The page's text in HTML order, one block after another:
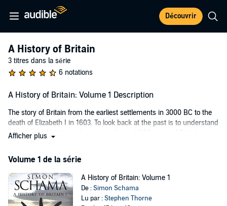
Découvrir
A History of Britain
3 titres dans la série
6 notations
A History of Britain: Volume 1 Description
The story of Britain from the earliest settlements in 3000 BC to the
death of Elizabeth I in 1603. To look back at the past is to understand
the present. In this vivid account of over 4,000 years of British
first settlers landed on Orkney.
From the successes and failures of the monarchy to the daily life of
a Roman soldier stationed on Hadrian's Wall, Schama gives a vivid,
fascinating account of the many different stories and struggles that
Afficher plus
Volume 1 de la série
A History of Britain: Volume 1
De :Simon Schama
Lu par :Stephen Thorne